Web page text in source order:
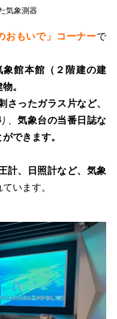
気象測器
おもいで」コーナーで
象館本館（２階建の建
。
さったガラス片など、
、気象台の当番日誌な
できます。
計、日照計など、気象
います。